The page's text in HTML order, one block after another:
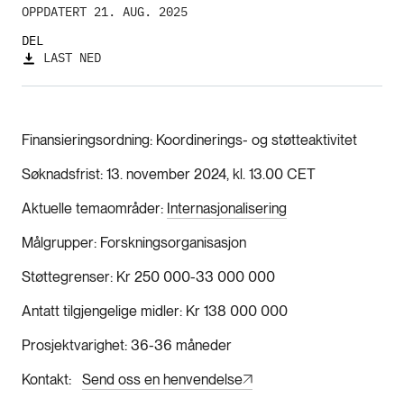
OPPDATERT 21. AUG. 2025
DEL
LAST NED
Finansieringsordning Koordinerings- og støtteaktivitet
Søknadsfrist 13. november 2024, kl. 13.00 CET
Aktuelle temaområder Internasjonalisering
Målgrupper Forskningsorganisasjon
Støttegrenser Kr 250 000-33 000 000
Antatt tilgjengelige midler Kr 138 000 000
Prosjektvarighet 36-36 måneder
Kontakt
Send oss en henvendelse